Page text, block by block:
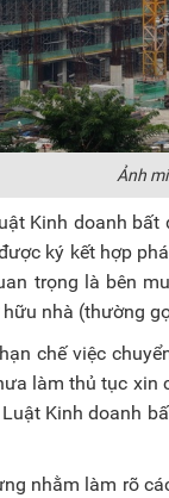
Ảnh
Kinh doanh
ký kết hợp
trọng là bên
nhà (thường
chế việc
làm thủ tục
Kinh doanh
nhằm làm rõ